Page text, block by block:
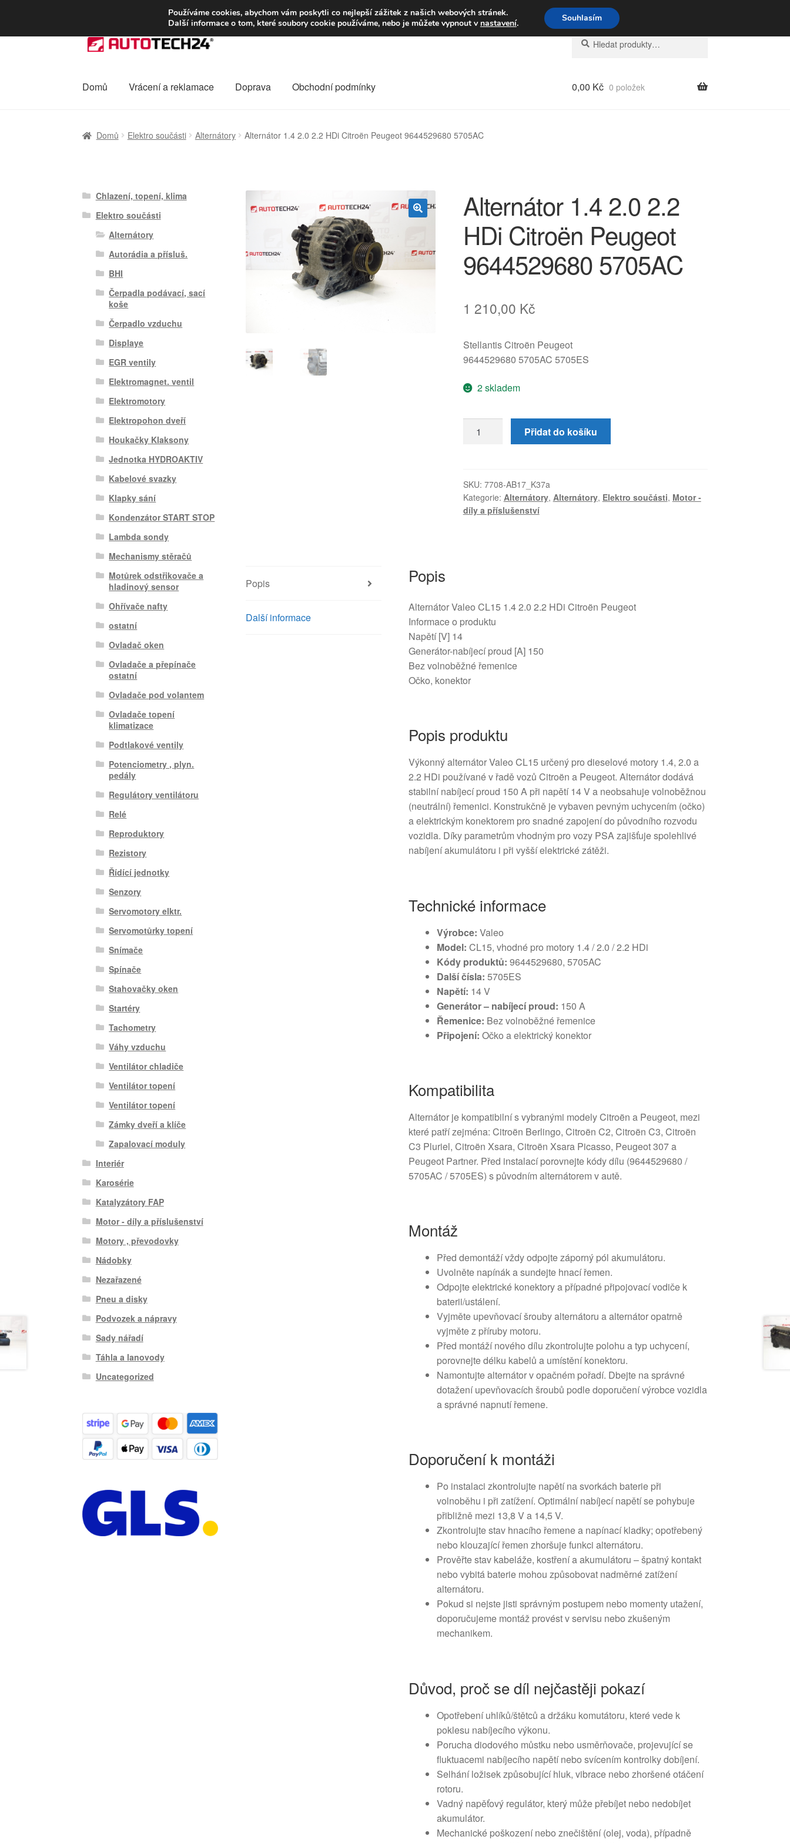
DOPRAVA od 139,-Kč Volejte po-pá 9-16 704 494 494
Přeskočit
na
Přejít
webu
Hledat:
Hledat
Domů Vrácení a reklamace Doprava Obchodní podmínky 0,00 Kč 0 položek
Domů Elektro součásti Alternátory Alternátor 1.4 2.0 2.2 HDi Citroën Peugeot 9644529680 5705AC
Alternátor 1.4 2.0 2.2
HDi Citroën Peugeot
9644529680 5705AC
1 210,00 Kč
Stellantis Citroën Peugeot
9644529680 5705AC 5705ES
2 skladem
HDi
Citroën
Peugeot
Přidat do košíku
SKU: 7708-AB17_K37a
Kategorie: Alternátory, Alternátory, Elektro součásti, Motor -
díly a příslušenství
Popis
Další informace
Popis
Alternátor Valeo CL15 1.4 2.0 2.2 HDi Citroën Peugeot
Informace o produktu
Napětí [V] 14
Generátor-nabíjecí proud [A] 150
Bez volnoběžné řemenice
Očko, konektor
Popis produktu
Výkonný alternátor Valeo CL15 určený pro dieselové motory 1.4, 2.0 a
2.2 HDi používané v řadě vozů Citroën a Peugeot. Alternátor dodává
stabilní nabíjecí proud 150 A při napětí 14 V a neobsahuje volnoběžnou
(neutrální) řemenici. Konstrukčně je vybaven pevným uchycením (očko)
a elektrickým konektorem pro snadné zapojení do původního rozvodu
vozidla. Díky parametrům vhodným pro vozy PSA zajišťuje spolehlivé
nabíjení akumulátoru i při vyšší elektrické zátěži.
Technické informace
Výrobce: Valeo
Model: CL15, vhodné pro motory 1.4 / 2.0 / 2.2 HDi
Kódy produktů: 9644529680, 5705AC
Další čísla: 5705ES
Napětí: 14 V
Generátor – nabíjecí proud: 150 A
Řemenice: Bez volnoběžné řemenice
Připojení: Očko a elektrický konektor
Kompatibilita
Alternátor je kompatibilní s vybranými modely Citroën a Peugeot, mezi
které patří zejména: Citroën Berlingo, Citroën C2, Citroën C3, Citroën
C3 Pluriel, Citroën Xsara, Citroën Xsara Picasso, Peugeot 307 a
Peugeot Partner. Před instalací porovnejte kódy dílu (9644529680 /
5705AC / 5705ES) s původním alternátorem v autě.
Montáž
Před demontáží vždy odpojte záporný pól akumulátoru.
Uvolněte napínák a sundejte hnací řemen.
Odpojte elektrické konektory a případné připojovací vodiče k
baterii/ustálení.
Vyjměte upevňovací šrouby alternátoru a alternátor opatrně
vyjměte z příruby motoru.
Před montáží nového dílu zkontrolujte polohu a typ uchycení,
porovnejte délku kabelů a umístění konektoru.
Namontujte alternátor v opačném pořadí. Dbejte na správné
dotažení upevňovacích šroubů podle doporučení výrobce vozidla
a správné napnutí řemene.
Doporučení k montáži
Po instalaci zkontrolujte napětí na svorkách baterie při
volnoběhu i při zatížení. Optimální nabíjecí napětí se pohybuje
přibližně mezi 13,8 V a 14,5 V.
Zkontrolujte stav hnacího řemene a napínací kladky; opotřebený
nebo klouzající řemen zhoršuje funkci alternátoru.
Prověřte stav kabeláže, kostření a akumulátoru – špatný kontakt
nebo vybitá baterie mohou způsobovat nadměrné zatížení
alternátoru.
Pokud si nejste jisti správným postupem nebo momenty utažení,
doporučujeme montáž provést v servisu nebo zkušeným
mechanikem.
Důvod, proč se díl nejčastěji pokazí
Opotřebení uhlíků/štětců a držáku komutátoru, které vede k
poklesu nabíjecího výkonu.
Porucha diodového můstku nebo usměrňovače, projevující se
fluktuacemi nabíjecího napětí nebo svícením kontrolky dobíjení.
Selhání ložisek způsobující hluk, vibrace nebo zhoršené otáčení
rotoru.
Vadný napěťový regulátor, který může přebíjet nebo nedobíjet
akumulátor.
Mechanické poškození nebo znečištění (olej, voda), případně
Chlazení, topení, klima
Elektro součásti
Alternátory
Autorádia a přísluš.
BHI
Čerpadla podávací, sací
koše
Čerpadlo vzduchu
Displaye
EGR ventily
Elektromagnet. ventil
Elektromotory
Elektropohon dveří
Houkačky Klaksony
Jednotka HYDROAKTIV
Kabelové svazky
Klapky sání
Kondenzátor START STOP
Lambda sondy
Mechanismy stěračů
Motůrek odstřikovače a
hladinový sensor
Ohřívače nafty
ostatní
Ovladač oken
Ovladače a přepínače
ostatní
Ovladače pod volantem
Ovladače topení
klimatizace
Podtlakové ventily
Potenciometry , plyn.
pedály
Regulátory ventilátoru
Relé
Reproduktory
Rezistory
Řídící jednotky
Senzory
Servomotory elktr.
Servomotůrky topení
Snímače
Spínače
Stahovačky oken
Startéry
Tachometry
Váhy vzduchu
Ventilátor chladiče
Ventilátor topení
Ventilátor topení
Zámky dveří a klíče
Zapalovací moduly
Interiér
Karosérie
Katalyzátory FAP
Motor - díly a příslušenství
Motory , převodovky
Nádobky
Nezařazené
Pneu a disky
Podvozek a nápravy
Sady nářadí
Táhla a lanovody
Uncategorized
Používáme cookies, abychom vám poskytli co nejlepší zážitek z našich webových stránek.
Další informace o tom, které soubory cookie používáme, nebo je můžete vypnout v nastavení. Souhlasím